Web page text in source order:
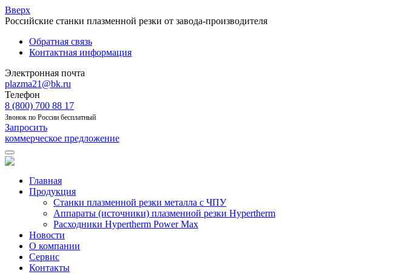
Вверх
Российские станки плазменной резки от завода-производителя
Обратная связь
Контактная информация
Электронная почта
plazma21@bk.ru
Телефон
8 (800) 700 88 17
Звонок по России бесплатный
Запросить
коммерческое предложение
Главная
Продукция
Станки плазменной резки металла с ЧПУ
Аппараты (источники) плазменной резки Hypertherm
Расходники Hypertherm Power Max
Новости
О компании
Сервис
Контакты